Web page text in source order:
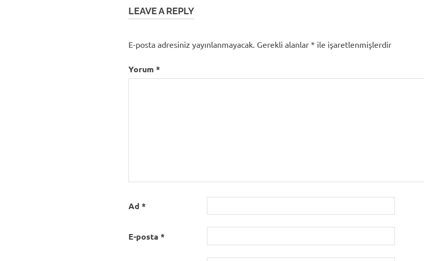
LEAVE A REPLY
E-posta adresiniz yayınlanmayacak. Gerekli alanlar * ile işaretlenmişlerdir
Yorum *
Ad *
E-posta *